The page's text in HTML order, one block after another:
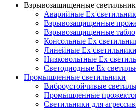
Взрывозащищенные
Аварийные Ex
Взрывозащищенные
Взрывозащищенные табло
Консольные Ех
Линейные Ex светильники
Низковольтные Ex
Светодиодные Ex
Промышленные светильники
Виброустойчивые
Промышленные
Светильники для